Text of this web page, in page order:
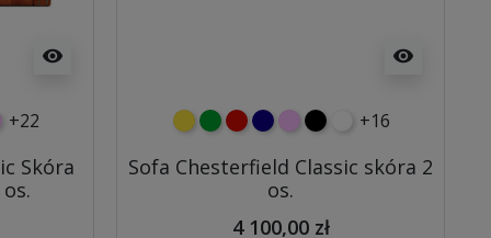
visibility
+22
Skóra
visibility
żółtyzielonyczerwony
granatowy
różowyczarnybiały+16
Sofa Chesterfield Classic skóra 2
os.
4 100,00 zł